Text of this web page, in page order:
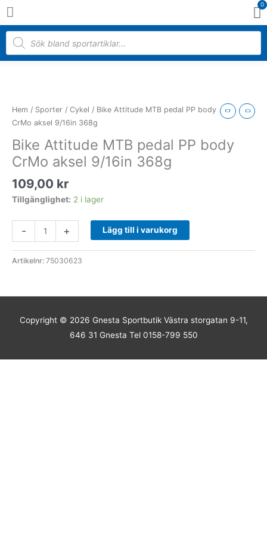
Hoppa
till
innehåll
0
Products
search
Hem / Sporter / Cykel / Bike Attitude MTB pedal PP body
CrMo aksel 9/16in 368g
Bike Attitude MTB pedal PP body
CrMo aksel 9/16in 368g
109,00 kr
Tillgänglighet: 2 i lager
-
MTB
pedal
body
CrMo
9/16in
368g
+ Lägg till i varukorg
Artikelnr: 75030623
Copyright © 2026 Gnesta SportbutikVästra storgatan 9-11,
646 31 Gnesta Tel 0158-799 550